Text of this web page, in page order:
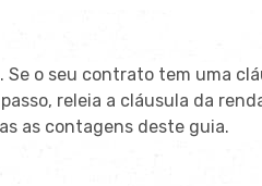
o seu contrato tem uma
releia a cláusula da
as contagens deste guia.